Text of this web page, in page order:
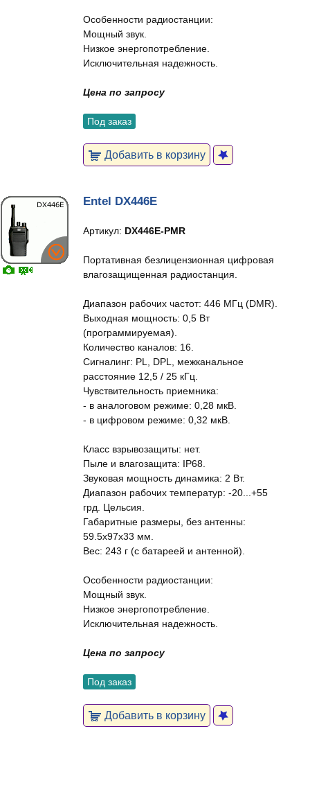
Особенности радиостанции:
Мощный звук.
Низкое энергопотребление.
Исключительная надежность.
Цена по запросу
Под заказ
Добавить в корзину
Entel DX446E
Артикул: DX446E-PMR
Портативная безлицензионная цифровая
влагозащищенная радиостанция.
Диапазон рабочих частот: 446 МГц (DMR).
Выходная мощность: 0,5 Вт
(программируемая).
Количество каналов: 16.
Сигналинг: PL, DPL, межканальное
расстояние 12,5 / 25 кГц.
Чувствительность приемника:
- в аналоговом режиме: 0,28 мкВ.
- в цифровом режиме: 0,32 мкВ.
Класс взрывозащиты: нет.
Пыле и влагозащита: IP68.
Звуковая мощность динамика: 2 Вт.
Диапазон рабочих температур: -20...+55
грд. Цельсия.
Габаритные размеры, без антенны:
59.5х97х33 мм.
Вес: 243 г (с батареей и антенной).
Особенности радиостанции:
Мощный звук.
Низкое энергопотребление.
Исключительная надежность.
Цена по запросу
Под заказ
Добавить в корзину